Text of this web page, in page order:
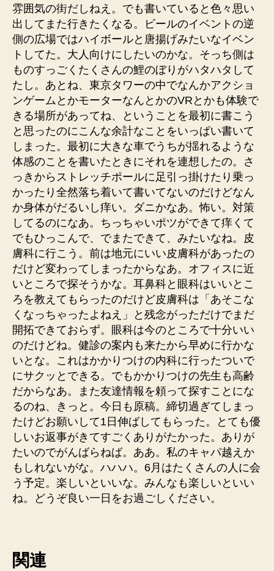
雰囲気の街だしねえ。でも書いていると色々思い
出してまた行きたくなる。ビールのイベントの逆
側の広場ではハイボールと唐揚げみたいなイベン
トしてた。大人向けにしたいのかな。そっち側は
ものすっごくたくさんの鯉のぼりがハタハタして
たし。あとね、東京タワーの中でなんかアクショ
ンゲームとかモーターなんとかのVRとかも体験で
きる場所があってね、ということを最初に書こう
と思ったのにこんな余計なことをいっぱい書いて
しまった。最初に大きな車でうちが揺れるような
体感のことを書いたときにそれを連想したの。さ
っきからストレッチポールに足引っ掛けたり乗っ
かったり全然落ち着いて書いてないのだけどなん
か身体がだるいし痒い。ダニかなあ。怖い。対策
してるのになあ。ちっちゃいポツができて痒くて
でもひっこんで、でまたできて、みたいなね。皮
膚科に行こう。前は地元にいい皮膚科があったの
だけど変わってしまったからなあ。オフィスに近
いところで探そうかな。耳鼻科と眼科はいいとこ
ろを教えてもらったのだけど皮膚科は「あそこな
くなっちゃったよねえ」と残念がっただけでまだ
開拓できておらず。眼科は今のところで十分いい
のだけどね。健診の案内も来たから早めに行かな
いとな。これはかかりつけの内科に行ったついで
にサクッとできる。でもかかりつけの先生も高齢
だからなあ。また友達情報を頼って探すことにな
るのね、きっと。今日も原稿。締切過ぎてしまっ
たけどお願いして1日伸ばしてもらった。とても優
しいお返事がきてすごくありがたかった。ありが
たいのでがんばらねば。ああ。私のキャパ越えか
もしれないがな。ハハハ。6月はたくさんの人に会
う予定。楽しいといいな。みんなも楽しいといい
ね。どうぞ良い一日をお過ごしください。
関連